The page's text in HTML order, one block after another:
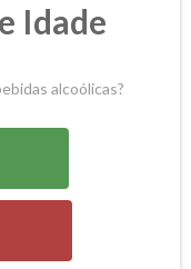
E
Idade
alcoólicas?